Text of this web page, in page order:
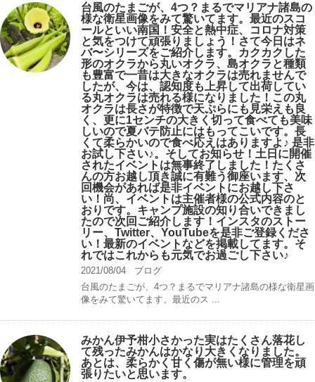
台風のたまごが、4つ？まるでマリアナ諸島の
様な衛星画像をみて驚いてます。最近のスコ
ールといい南国！安全と熱中症、コロナ対策
と気をつけて頑張りましょう！さて今日はネ
バ〜シリーズをご紹介します。カクカクした
形のオクラから丸いオクラ、島オクラと種類
も豊富で一昔は大きなオクラは売れませんで
したが、今は、認知度も上昇して出荷してい
る丸オクラは売れる様になりました！この丸
オクラは長さが特徴で天ぷらにも見栄えも良
く、更に1センチの大きく切って食べても美味
しいので夏バテ防止にはもってこいです。長
くて柔らかいので食べ応えはありますよ♪ 是非
お試し下さい♪。そしてお知らせ！土日に開催
されたイベントは無事終了しました！たくさ
んの方お越し頂き誠に有難う御座います、次
回機会があれば是非イベントにお越し下さ
い！尚、イベントは主催者様の公式内容のと
おりです。キャンプ️施設の知り合いできまし
たので次回ご紹介します！インスタのストー
リー、Twitter、YouTubeを是非ご登録くださ
い！最新のイベントなどを掲載してます。そ
れではこれからも元気でお過ごし下さい♪
2021/08/04
ブログ
台風のたまごが、4つ？まるでマリアナ諸島の様な衛星画
像をみて驚いてます。最近のス ...
みかん伊予柑小さかった実はたくさん落花し
て残ったみかんはかなり大きくなりました。
あとは、柔らかく甘く傷が無い様に管理を頑
張りたいと思います。